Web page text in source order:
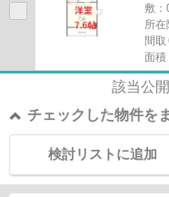
敷：
所
間
面積
該当公
チェックした物件を
検討リストに追加